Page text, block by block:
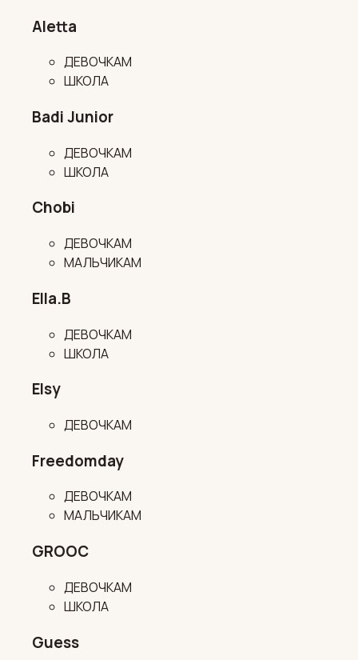
Aletta
ДЕВОЧКАМ
ШКОЛА
Badi Junior
ДЕВОЧКАМ
ШКОЛА
Chobi
ДЕВОЧКАМ
МАЛЬЧИКАМ
Ella.B
ДЕВОЧКАМ
ШКОЛА
Elsy
ДЕВОЧКАМ
Freedomday
ДЕВОЧКАМ
МАЛЬЧИКАМ
GROOC
ДЕВОЧКАМ
ШКОЛА
Guess